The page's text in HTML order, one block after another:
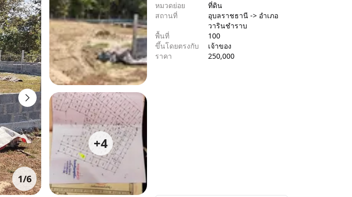
1/6
+4
หมวดย่อย
ที่ดิน
สถานที่
อุบลราชธานี -> อำเภอ
วารินชำราบ
พื้นที่
100
ขึ้นโดยตรงกับ
เจ้าของ
ราคา
250,000